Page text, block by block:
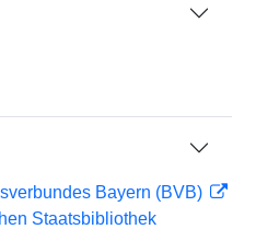
Bayern (BVB)
Staatsbibliothek